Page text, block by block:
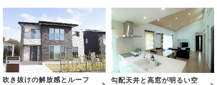
吹き抜けの解放感とルーフ
勾配天井と高窓が明るい空